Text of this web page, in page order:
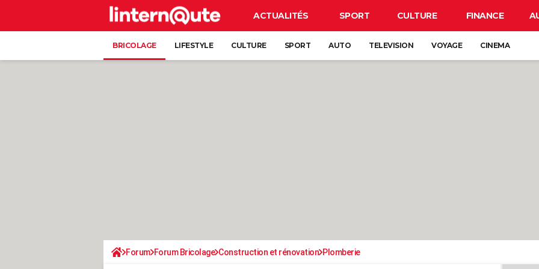
ACTUALITÉS SPORT CULTURE FINANCE
BRICOLAGE LIFESTYLE CULTURE SPORT AUTO TELEVISION VOYAGE CINEMA
Forum Forum Bricolage Construction et rénovation Plomberie